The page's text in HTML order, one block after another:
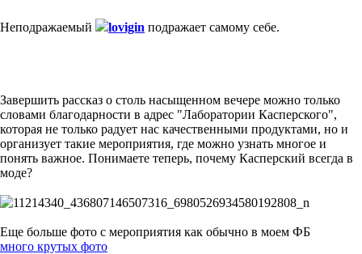
Неподражаемый lovigin подражает самому себе.
Завершить рассказ о столь насыщенном вечере можно только
словами благодарности в адрес "Лаборатории Касперского",
которая не только радует нас качественными продуктами, но и
организует такие мероприятия, где можно узнать многое и
понять важное. Понимаете теперь, почему Касперский всегда в
моде?
Еще больше фото с мероприятия как обычно в моем ФБ
много крутых фото